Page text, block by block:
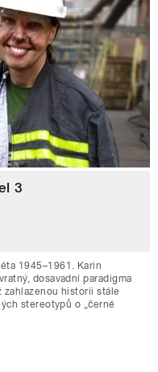
3
1945–1961. Karin
dosavadní paradigma
historii stále
stereotypů o „černé